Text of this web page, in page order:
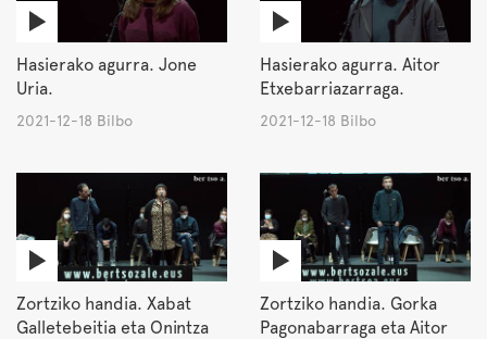
Hasierako agurra. Jone
Uria.
2021-12-18 Bilbo
Hasierako agurra. Aitor
Etxebarriazarraga.
2021-12-18 Bilbo
Zortziko handia. Xabat
Galletebeitia eta Onintza
Zortziko handia. Gorka
Pagonabarraga eta Aitor